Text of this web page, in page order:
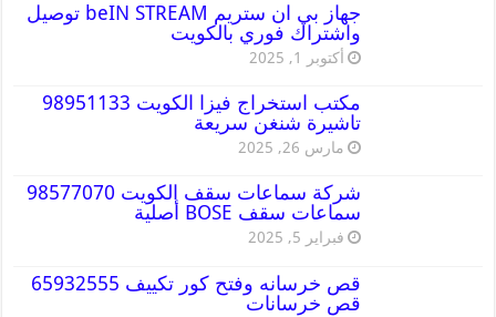
جهاز بي ان ستريم beIN STREAM توصيل
واشتراك فوري بالكويت
أكتوبر 1, 2025
مكتب استخراج فيزا الكويت 98951133
تاشيرة شنغن سريعة
مارس 26, 2025
شركة سماعات سقف الكويت 98577070
سماعات سقف BOSE أصلية
فبراير 5, 2025
قص خرسانه وفتح كور تكييف 65932555
قص خرسانات